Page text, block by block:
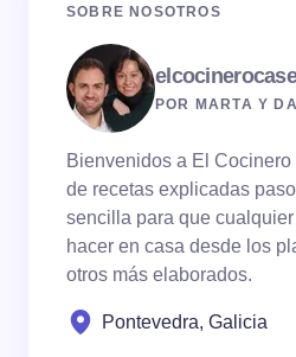
SOBRE NOSOTROS
POR MARTA Y
Bienvenidos a El
de recetas explicadas
sencilla para que
hacer en casa desde los
otros más elaborados.
Pontevedra, Galicia